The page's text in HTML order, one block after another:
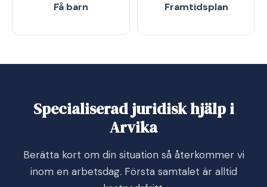
Få barn Framtidsplan
Specialiserad juridisk hjälp i
Arvika
Berätta kort om din situation så återkommer vi
inom en arbetsdag. Första samtalet är alltid